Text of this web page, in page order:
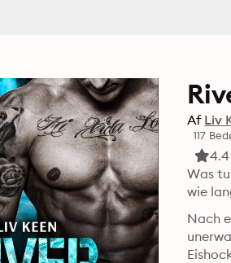
Af Liv
117
4.4
Was
wie
Nach